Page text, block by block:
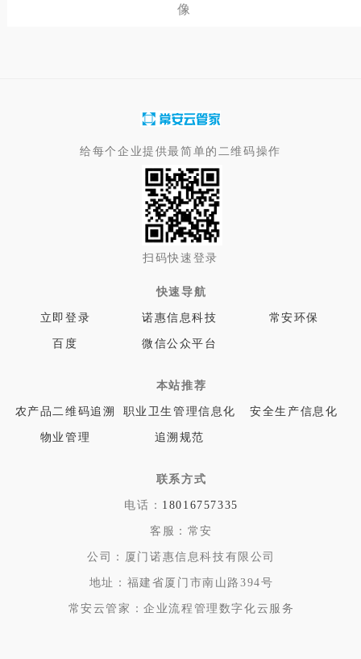
像
给每个企业提供最简单的二维码操作
扫码快速登录
快速导航
立即登录 诺惠信息科技 常安环保
百度 微信公众平台
本站推荐
农产品二维码追溯 职业卫生管理信息化 安全生产信息化
物业管理 追溯规范
联系方式
电话： 18016757335
客服： 常安
公司： 厦门诺惠信息科技有限公司
地址： 福建省厦门市南山路394号
常安云管家：企业流程管理数字化云服务